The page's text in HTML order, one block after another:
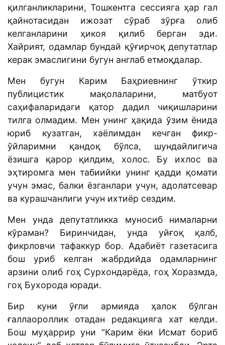
қилганликларини, Тошкентга сессияга ҳар гал
қайнотасидан ижозат сўраб зўрға олиб
келганларини ҳикоя қилиб берган эди.
Хайрият, одамлар бундай қўғирчоқ депутатлар
керак эмаслигини бугун англаб етмоқдалар.
Мен бугун Карим Баҳриевнинг ўткир
публицистик мақолаларини, матбуот
саҳифаларидаги қатор дадил чиқишларини
тилга олмадим. Мен унинг ҳақида ўзим ёнида
юриб кузатган, хаёлимдан кечган фикр-
ўйларимни қандоқ бўлса, шундайлигича
ёзишга қарор қилдим, холос. Бу ихлос ва
эҳтиромга мен табиийки унинг қадди қомати
учун эмас, балки ёзганлари учун, адолатсевар
ва курашчанлиги учун ихтиёр сездим.
Мен унда депутатликка муносиб нималарни
кўраман? Биринчидан, унда уйғоқ қалб,
фикрловчи тафаккур бор. Адабиёт газетасига
бош уриб келган жабрдийда одамларнинг
арзини олиб гоҳ Сурхондарёда, гоҳ Хоразмда,
гоҳ Бухорода юради.
Бир куни ўғли армияда ҳалок бўлган
ғаллаороллик отадан редакцияга хат келди.
Бош муҳаррир уни “Карим ёки Исмат бориб